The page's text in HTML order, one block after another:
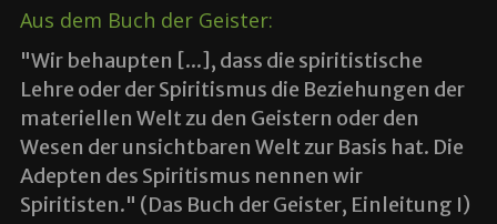
Aus dem Buch der Geister:
"Wir behaupten [...], dass die spiritistische
Lehre oder der Spiritismus die Beziehungen der
materiellen Welt zu den Geistern oder den
Wesen der unsichtbaren Welt zur Basis hat. Die
Adepten des Spiritismus nennen wir
Spiritisten." (Das Buch der Geister, Einleitung I)